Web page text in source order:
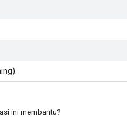
ini membantu?